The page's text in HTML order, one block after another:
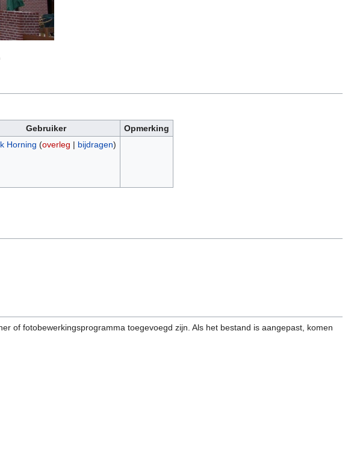
Gebruiker
Opmerking
Horning (overleg | bijdragen)
of fotobewerkingsprogramma toegevoegd zijn. Als het bestand is aangepast, komen